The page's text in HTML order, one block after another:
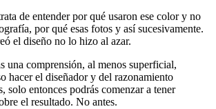
de entender por qué usaron ese color y no
por qué esas fotos y así sucesivamente.
el diseño no lo hizo al azar.
una comprensión, al menos superficial,
hacer el diseñador y del razonamiento
solo entonces podrás comenzar a tener
el resultado. No antes.